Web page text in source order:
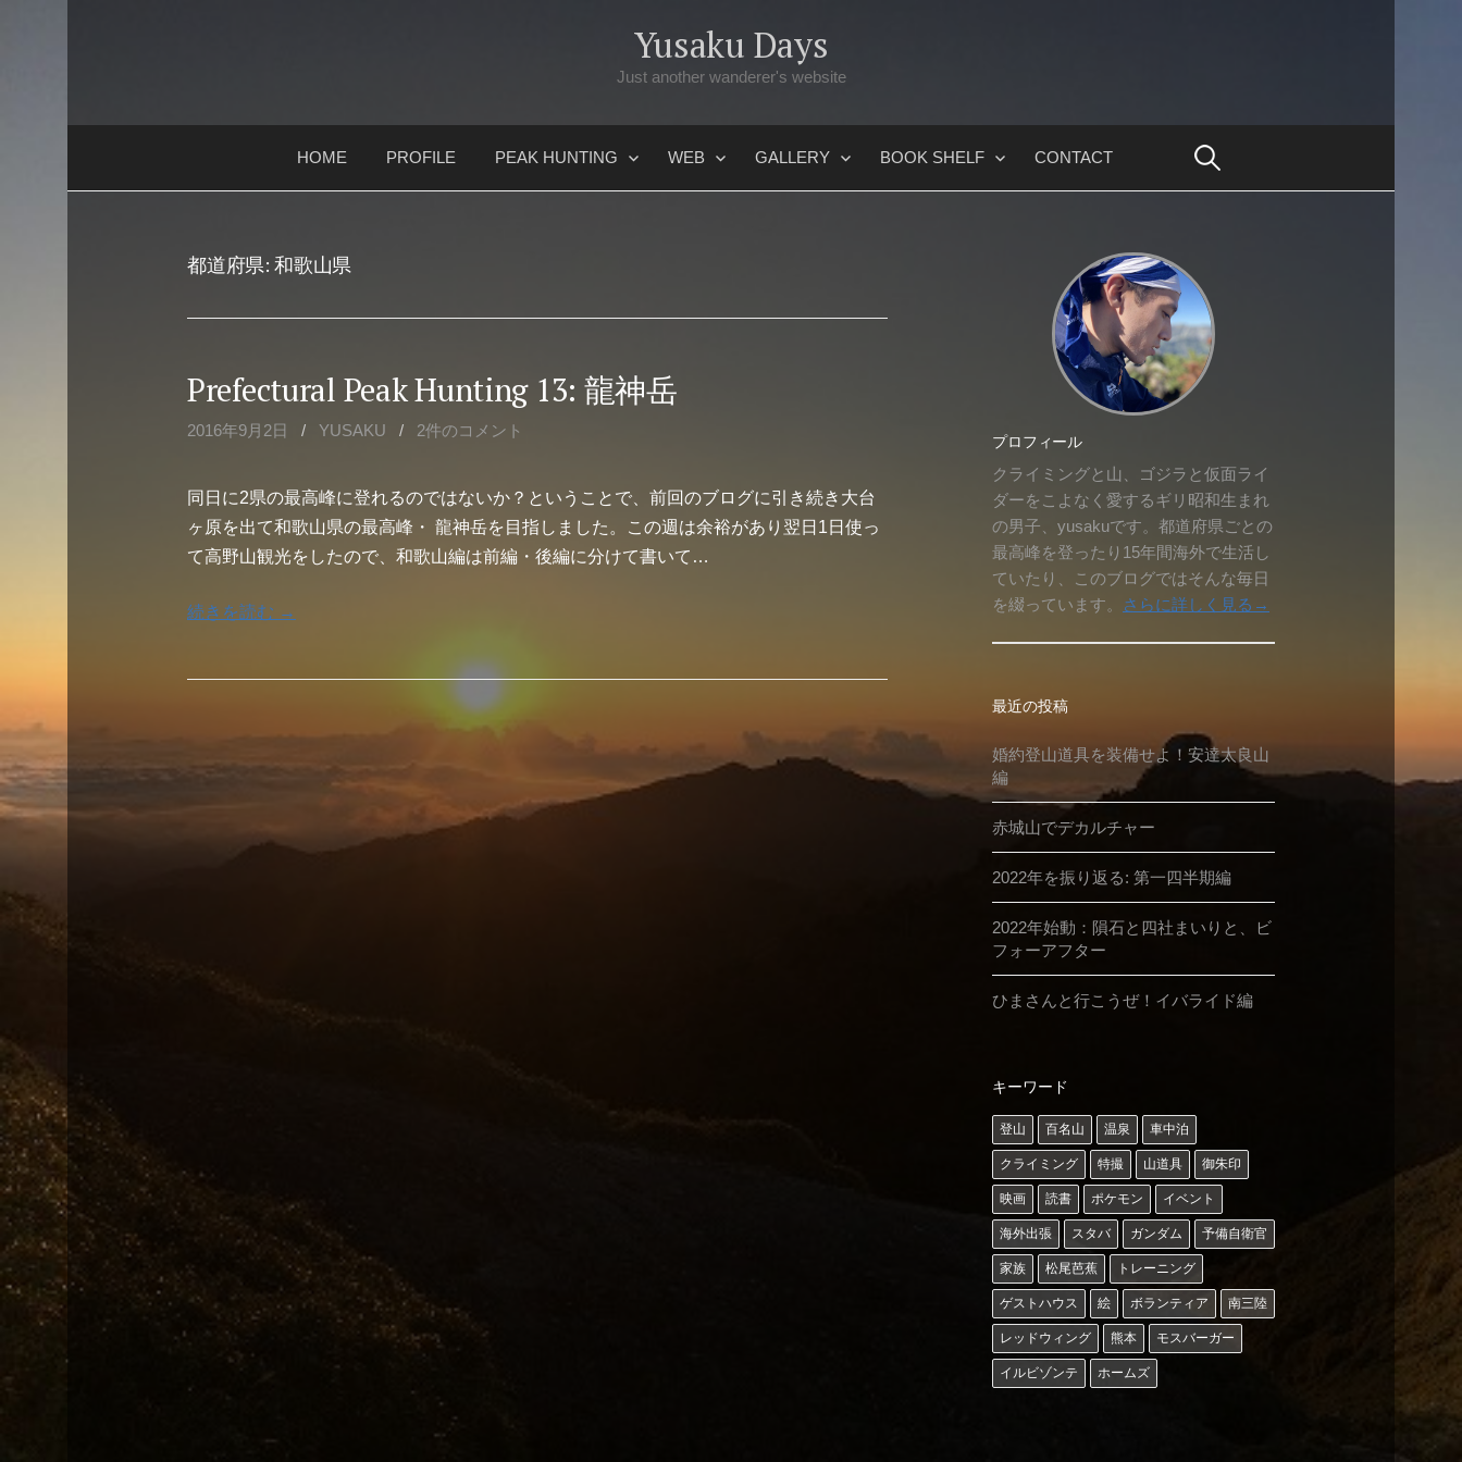
ツ
ス
Yusaku Days
Just another wanderer's website
HOME PROFILE PEAK HUNTING WEB GALLERY BOOK SHELF CONTACT
都道府県: 和歌山県
Prefectural Peak Hunting 13: 龍神岳
2016年9月2日 / YUSAKU / 2件のコメント
同日に2県の最高峰に登れるのではないか？ということで、前回のブログに引き続き大台
ヶ原を出て和歌山県の最高峰・ 龍神岳を目指しました。この週は余裕があり翌日1日使っ
て高野山観光をしたので、和歌山編は前編・後編に分けて書いて…
続きを読む →
プロフィール
クライミングと山、ゴジラと仮面ライ
ダーをこよなく愛するギリ昭和生まれ
の男子、yusakuです。都道府県ごとの
最高峰を登ったり15年間海外で生活し
ていたり、このブログではそんな毎日
を綴っています。
さらに詳しく見る→
最近の投稿
婚約登山道具を装備せよ！安達太良山
編
赤城山でデカルチャー
2022年を振り返る: 第一四半期編
2022年始動：隕石と四社まいりと、ビ
フォーアフター
ひまさんと行こうぜ！イバライド編
キーワード
登山 百名山 温泉 車中泊
クライミング 特撮 山道具 御朱印
映画 読書 ポケモン イベント
海外出張 スタバ ガンダム 予備自衛官
家族 松尾芭蕉 トレーニング
ゲストハウス 絵 ボランティア 南三陸
レッドウィング 熊本 モスバーガー
イルビゾンテ ホームズ